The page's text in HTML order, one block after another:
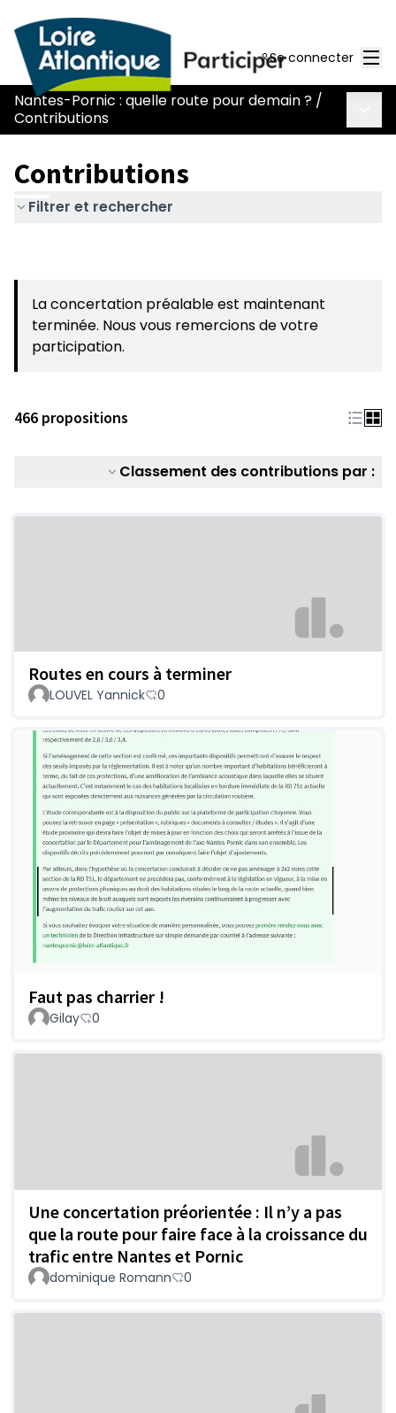
Se connecter
Nantes-Pornic : quelle route pour demain ? /
Contributions
Contributions
Filtrer et rechercher
La concertation préalable est maintenant
terminée. Nous vous remercions de votre
participation.
466 propositions
Classement des contributions par :
Routes en cours à terminer
LOUVEL Yannick 0
Faut pas charrier !
Gilay 0
Une concertation préorientée : Il n’y a pas
que la route pour faire face à la croissance du
trafic entre Nantes et Pornic
dominique Romann 0